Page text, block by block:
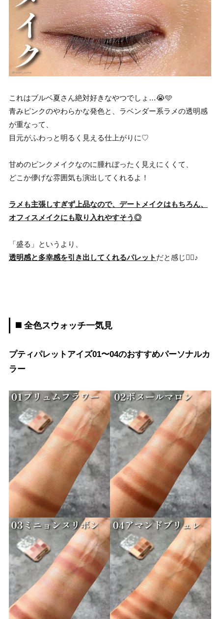
これはブルベ夏さん絶対好きなやつでしょ…😭🩵
青みピンクのやわらかな発色と、ラベンダー系ラメの透明感
が重なって、
目元がふわっと明るく見える仕上がりに♡
甘めのピンクメイクなのに腫れぼったく見えにくくて、
どこか儚げな雰囲気も演出してくれるよ！
ラメも主張しすぎず上品なので、デートメイクはもちろん、
オフィスメイクにも取り入れやすそう◎
「盛る」というより、
透明感と多幸感を引き出してくれるパレット だと感じ🙆‍♀️♪
◼️ 全色スウォッチ一気見
プティパレットアイズ01〜04のおすすめパーソナルカ
ラー